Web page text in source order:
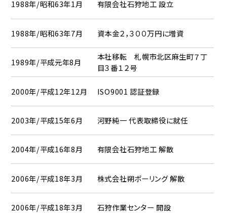
1988年/昭和63年1月 有限会社石狩地工 設立
1988年/昭和63年7月 資本金２，３００万円に増資
1989年/平成元年8月
本社移転 札幌市北区麻生町７丁
目３番１２号
2000年/平成12年12月 ISO9001 認証登録
2003年/平成15年6月 河野純一 代表取締役に就任
2004年/平成16年8月 有限会社石狩地工 解散
2006年/平成18年3月 株式会社朔ボーリング 解散
2006年/平成18年3月 石狩作業センター 開設